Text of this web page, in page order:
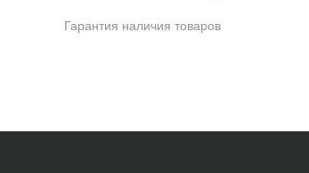
Гарантия наличия товаров